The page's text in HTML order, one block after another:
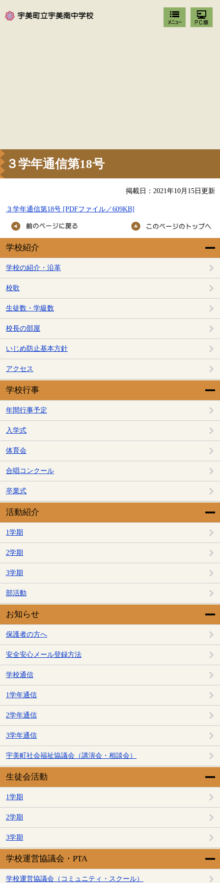
学校紹介
学校の紹介・沿革
校歌
生徒数・学級数
校長の部屋
いじめ防止基本方針
アクセス
学校行事
年間行事予定
入学式
体育会
合唱コンクール
卒業式
活動紹介
1学期
2学期
3学期
部活動
お知らせ
保護者の方へ
安全安心メール登録方法
学校通信
1学年通信
2学年通信
3学年通信
宇美町社会福祉協議会（講演会・相談会）
生徒会活動
1学期
2学期
3学期
学校運営協議会・PTA
学校運営協議会（コミュニティ・スクール）
３学年通信第18号
掲載日：2021年10月15日更新
３学年通信第18号 [PDFファイル／609KB]